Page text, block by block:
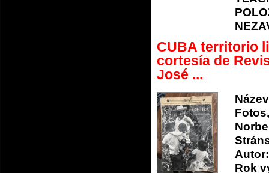
CUBA territorio
cortesía de
José ...
Autor:
Rok